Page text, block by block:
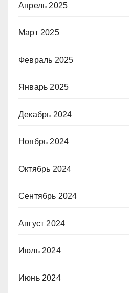
Апрель 2025
Март 2025
Февраль 2025
Январь 2025
Декабрь 2024
Ноябрь 2024
Октябрь 2024
Сентябрь 2024
Август 2024
Июль 2024
Июнь 2024